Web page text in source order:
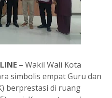
– Wakil Wali Kota
simbolis empat Guru dan
berprestasi di ruang